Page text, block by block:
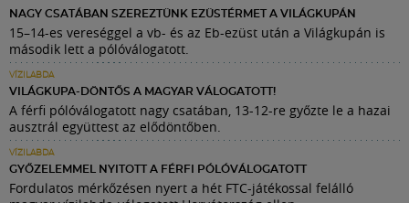
NAGY CSATÁBAN SZEREZTÜNK EZÜSTÉRMET A VILÁGKUPÁN
15–14-es vereséggel a vb- és az Eb-ezüst után a Világkupán is
második lett a pólóválogatott.
VÍZILABDA
VILÁGKUPA-DÖNTŐS A MAGYAR VÁLOGATOTT!
A férfi pólóválogatott nagy csatában, 13-12-re győzte le a hazai
ausztrál együttest az elődöntőben.
VÍZILABDA
GYŐZELEMMEL NYITOTT A FÉRFI PÓLÓVÁLOGATOTT
Fordulatos mérkőzésen nyert a hét FTC-játékossal felálló